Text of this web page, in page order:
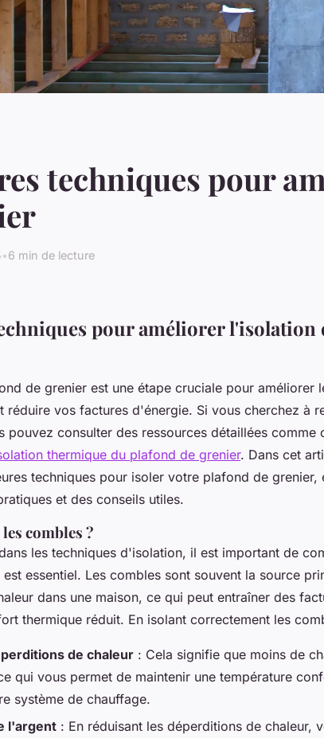
techniques pour
•6 min de lecture
pour améliorer l'isolation
de grenier est une étape cruciale pour améliorer
réduire vos factures d'énergie. Si vous cherchez à
pouvez consulter des ressources détaillées comme
thermique du plafond de grenier. Dans cet
techniques pour isoler votre plafond de grenier,
et des conseils utiles.
combles ?
les techniques d'isolation, il est important de
essentiel. Les combles sont souvent la source
dans une maison, ce qui peut entraîner des
thermique réduit. En isolant correctement les
de chaleur : Cela signifie que moins de
qui vous permet de maintenir une température
système de chauffage.
l'argent : En réduisant les déperditions de chaleur,